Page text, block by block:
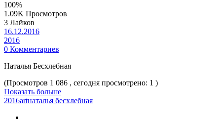
100%
1.09K Просмотров
3 Лайков
16.12.2016
2016
0 Комментариев
Наталья Бесхлебная
(Просмотров 1 086 , сегодня просмотрено: 1 )
Показать больше
2016artнаталья бесхлебная